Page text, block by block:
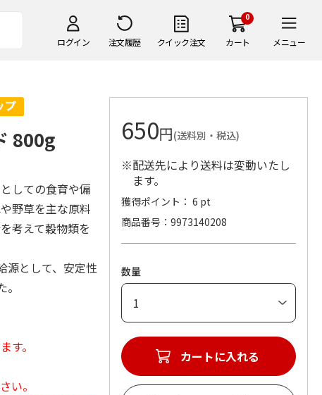
ログイン 注文履歴 クイック注文
0
カート メニュー
800g
しての食育や偏
野草を主な原料
考えて穀物類を
源として、安定性
す。
い。
650円(送料別・税込)
※配送先により送料は変動いたし
ます。
獲得ポイント： 6 pt
商品番号
9973140208
数量
カートに入れる